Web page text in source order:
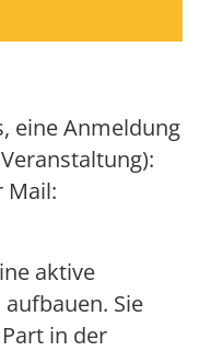
eine Anmeldung
Mail:
aktive
Sie
in der